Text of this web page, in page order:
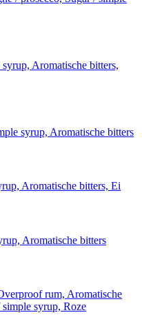
Aromatische bitters,
syrup, Aromatische bitters
Aromatische bitters, Ei
Aromatische bitters
rum, Aromatische
syrup, Roze